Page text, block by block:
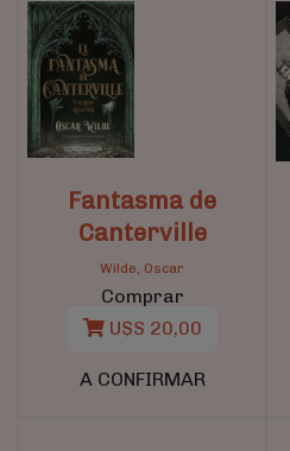
Fantasma de
Canterville
Wilde, Oscar
Comprar
U$S 20,00
A CONFIRMAR